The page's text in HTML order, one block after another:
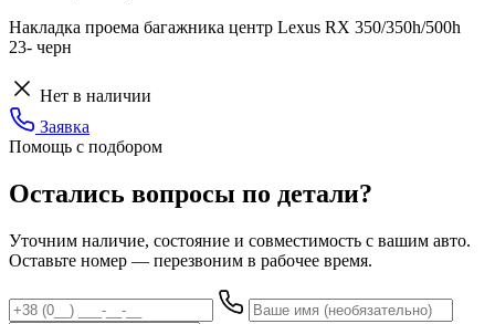
Накладка проема багажника центр Lexus RX 350/350h/500h
23- черн
Нет в наличии
Заявка
Помощь с подбором
Остались вопросы по детали?
Уточним наличие, состояние и совместимость с вашим авто.
Оставьте номер — перезвоним в рабочее время.